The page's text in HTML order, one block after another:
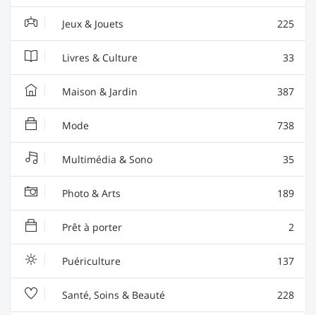
Jeux & Jouets 225
Livres & Culture 33
Maison & Jardin 387
Mode 738
Multimédia & Sono 35
Photo & Arts 189
Prêt à porter 2
Puériculture 137
Santé, Soins & Beauté 228